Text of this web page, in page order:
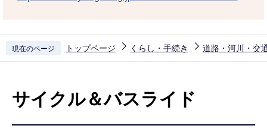
現在のページ トップページ くらし・手続き 道路・河川・交
サイクル＆バスライド